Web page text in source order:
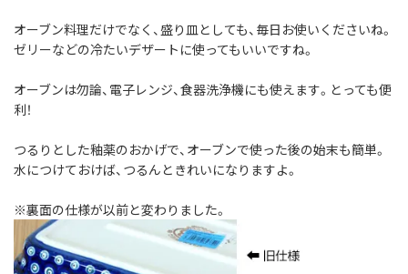
オーブン料理だけでなく、盛り皿としても、毎日お使いくださいね。
ゼリーなどの冷たいデザートに使ってもいいですね。
オーブンは勿論、電子レンジ、食器洗浄機にも使えます。とっても便
利！
つるりとした釉薬のおかげで、オーブンで使った後の始末も簡単。
水につけておけば、つるんときれいになりますよ。
※裏面の仕様が以前と変わりました。